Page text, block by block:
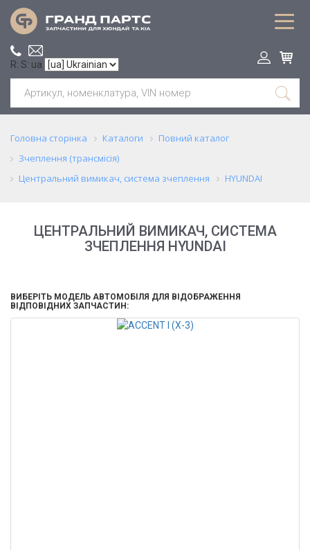
R: S: ua
Головна сторінка Каталоги
Повний каталог
Зчеплення (трансмісія)
Центральний вимикач, система зчеплення
HYUNDAI
ЦЕНТРАЛЬНИЙ ВИМИКАЧ, СИСТЕМА
ЗЧЕПЛЕННЯ HYUNDAI
ВИБЕРІТЬ МОДЕЛЬ АВТОМОБІЛЯ ДЛЯ ВІДОБРАЖЕННЯ
ВІДПОВІДНИХ ЗАПЧАСТИН: